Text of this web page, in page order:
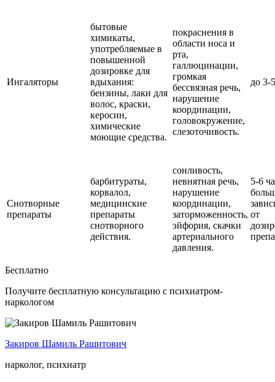
Ингаляторы
бытовые
химикаты,
употребляемые в
повышенной
дозировке для
вдыхания:
бензины, лаки для
волос, краски,
керосин,
химические
моющие средства.
покраснения в
области носа и
рта,
галлюцинации,
громкая
бессвязная речь,
нарушение
координации,
головокружение,
слезоточивость.
до 3-
Снотворные
препараты
барбитураты,
корвалол,
медицинские
препараты
снотворного
действия.
сонливость,
невнятная речь,
нарушение
координации,
заторможенность,
эйфория, скачки
артериального
давления.
5-6
от
Бесплатно
Получите бесплатную консультацию с психиатром-
наркологом
Закиров Шамиль Рашитович
нарколог, психиатр